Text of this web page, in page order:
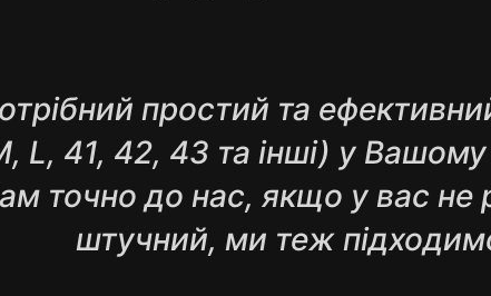
простий та
L, 41, 42, 43 та інші) у
точно до нас, якщо у вас не
штучний, ми теж